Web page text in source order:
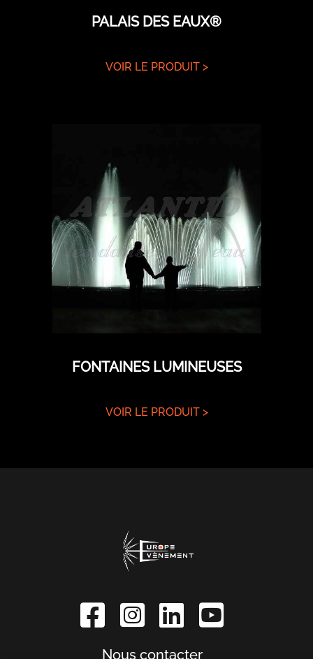
PALAIS DES EAUX®
VOIR LE PRODUIT >
FONTAINES LUMINEUSES
VOIR LE PRODUIT >
Nous contacter